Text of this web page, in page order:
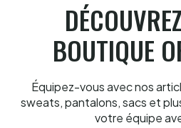
BOUTIQUE
Équipez-vous avec nos
sweats, pantalons, sacs et
votre équipe